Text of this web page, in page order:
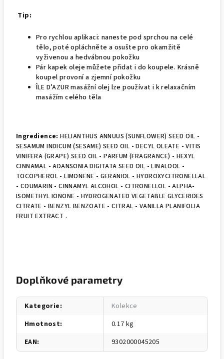
Tip:
Pro rychlou aplikaci: naneste pod sprchou na celé
tělo, poté opláchněte a osušte pro okamžitě
vyživenou a hedvábnou pokožku
Pár kapek oleje můžete přidat i do koupele. Krásně
koupel provoní a zjemní pokožku
ÎLE D’AZUR masážní olej lze používat i k relaxačním
masážím celého těla
Ingredience:HELIANTHUS ANNUUS (SUNFLOWER) SEED OIL -
SESAMUM INDICUM (SESAME) SEED OIL - DECYL OLEATE - VITIS
VINIFERA (GRAPE) SEED OIL - PARFUM (FRAGRANCE) - HEXYL
CINNAMAL - ADANSONIA DIGITATA SEED OIL - LINALOOL -
TOCOPHEROL - LIMONENE - GERANIOL - HYDROXYCITRONELLAL
- COUMARIN - CINNAMYL ALCOHOL - CITRONELLOL - ALPHA-
ISOMETHYL IONONE - HYDROGENATED VEGETABLE GLYCERIDES
CITRATE - BENZYL BENZOATE - CITRAL - VANILLA PLANIFOLIA
FRUIT EXTRACT .
Doplňkové parametry
Kategorie:
Kolekce
Hmotnost:
0.17 kg
EAN: 9302000045205